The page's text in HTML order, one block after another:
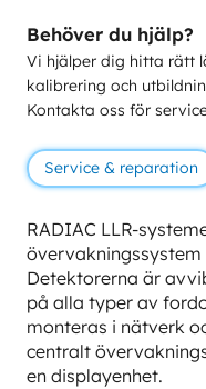
Behöver du hjälp?
Vi hjälper dig hitta rätt
kalibrering och
Kontakta oss för
Service & reparation
RADIAC LLR-
Detektorerna är
på alla typer av
monteras i nätverk
centralt
en displayenhet.